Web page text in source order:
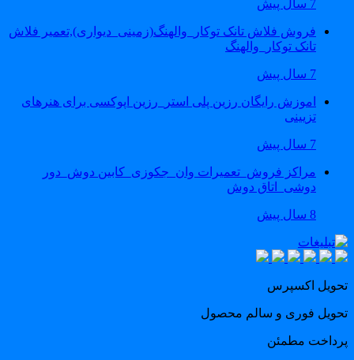
فروش فلاش تانک توکار_والهنگ(زمینی_دیواری),تعمیر فلاش
تانک توکار_والهنگ
اموزش رایگان رزین پلی استر_رزین اپوکسی برای هنرهای
تزیینی
مراکز فروش_تعمیرات وان_جکوزی_کابین دوش_دور
دوشی_اتاق دوش
اکسپرس
فوری و سالم محصول
مطمئن